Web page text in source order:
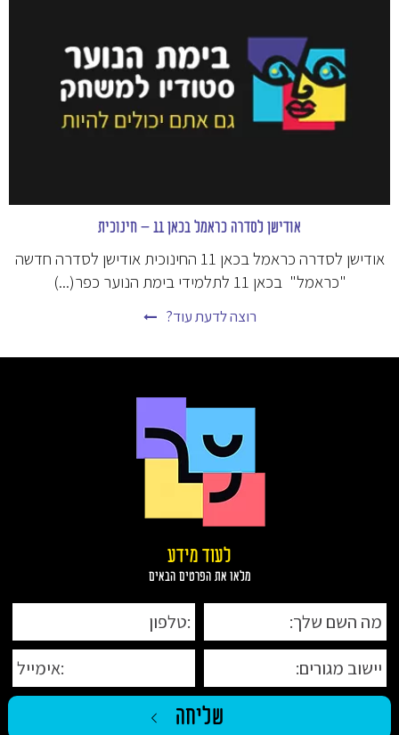
אודישן לסדרה כראמל בכאן 11 – חינוכית
אודישן לסדרה כראמל בכאן 11 החינוכית אודישן לסדרה חדשה
"כראמל" בכאן 11 לתלמידי בימת הנוער כפר(...)
רוצה לדעת עוד?
לעוד מידע
מלאו את הפרטים הבאים